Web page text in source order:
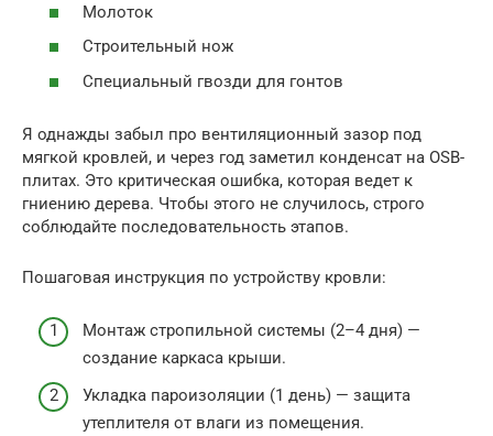
Молоток
Строительный нож
Специальный гвозди для гонтов
Я однажды забыл про вентиляционный зазоp под
мягкой кровлей, и через год заметил конденсат на OSB-
плитах. Это критическая ошибка, которая ведет к
гниению дерева. Чтобы этого не случилось, строго
соблюдайте последовательность этапов.
Пошаговая инструкция по устройству кровли:
Монтаж стропильной системы (2–4 дня) —
создание каркаса крыши.
Укладка пароизоляции (1 день) — защита
утеплителя от влаги из помещения.